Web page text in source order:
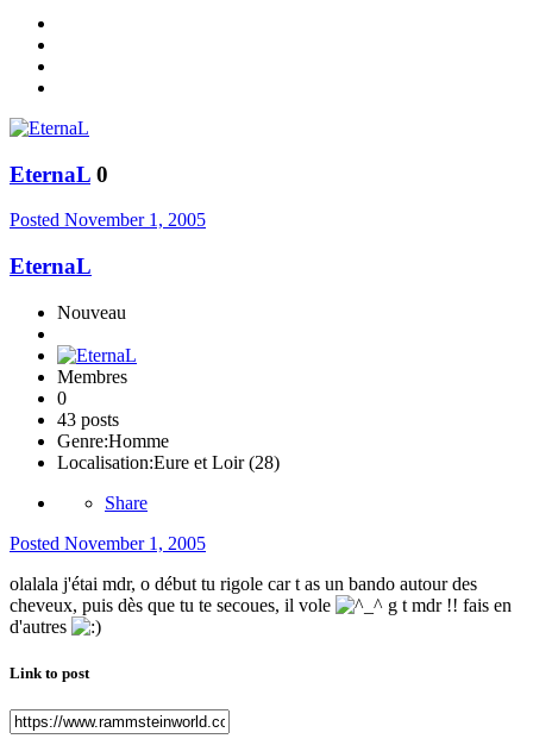
EternaL 0
Posted November 1, 2005
EternaL
Nouveau
Membres
0
43 posts
Genre:Homme
Localisation:Eure et Loir (28)
Share
Posted November 1, 2005
olalala j'étai mdr, o début tu rigole car t as un bando autour des
cheveux, puis dès que tu te secoues, il vole
g t mdr !! fais en
d'autres
Link to post